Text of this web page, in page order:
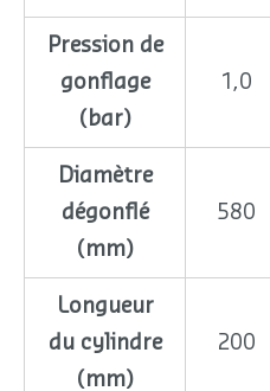
Pression de
gonflage
(bar)
1,0
Diamètre
dégonflé
(mm)
580
Longueur
du cylindre
(mm)
200